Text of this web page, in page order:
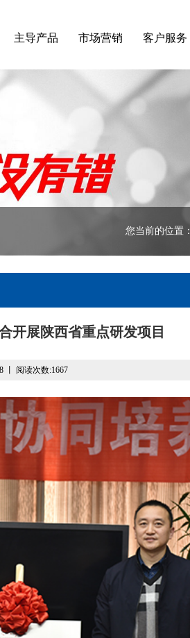
主导产品 市场营销 客户服务
您当前的位置：
开展陕西省重点研发项目
丨 阅读次数:1667